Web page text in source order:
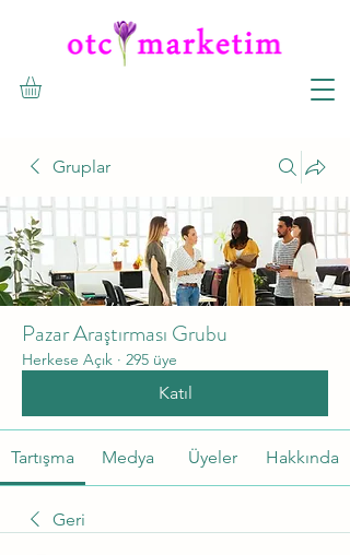
Gruplar
Pazar Araştırması Grubu
Herkese Açık · 295 üye
Katıl
Tartışma Medya Üyeler Hakkında
Geri